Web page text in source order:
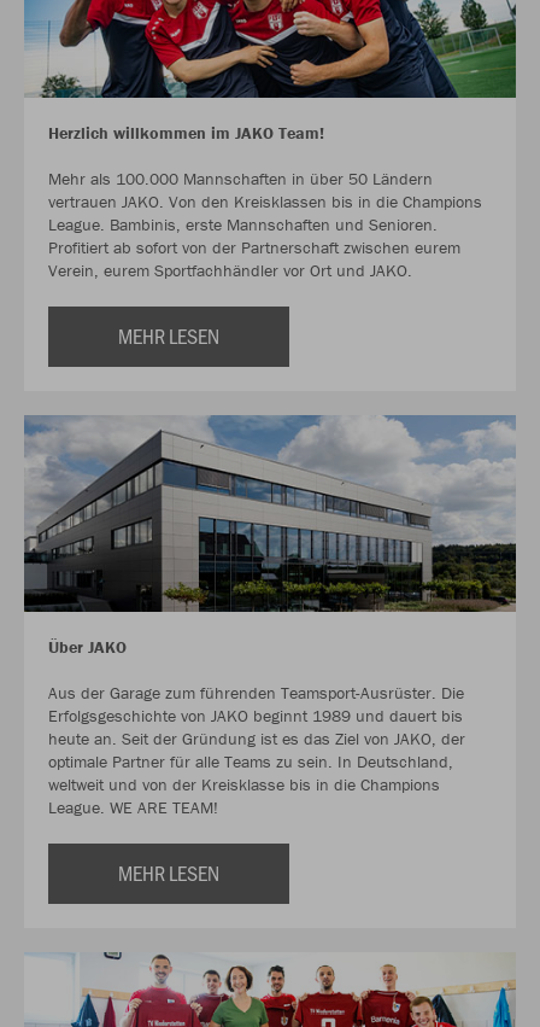
Herzlich willkommen im JAKO Team!
Mehr als 100.000 Mannschaften in über 50 Ländern
vertrauen JAKO. Von den Kreisklassen bis in die Champions
League. Bambinis, erste Mannschaften und Senioren.
Profitiert ab sofort von der Partnerschaft zwischen eurem
Verein, eurem Sportfachhändler vor Ort und JAKO.
MEHR LESEN
Über JAKO
Aus der Garage zum führenden Teamsport-Ausrüster. Die
Erfolgsgeschichte von JAKO beginnt 1989 und dauert bis
heute an. Seit der Gründung ist es das Ziel von JAKO, der
optimale Partner für alle Teams zu sein. In Deutschland,
weltweit und von der Kreisklasse bis in die Champions
League. WE ARE TEAM!
MEHR LESEN